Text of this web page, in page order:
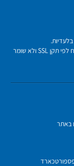
הזמנה באתר ללא חיוב, התשלום במלון. הוטלס מאובטח לפי תקן SSL ולא שומר
באתר
פספורטכארד